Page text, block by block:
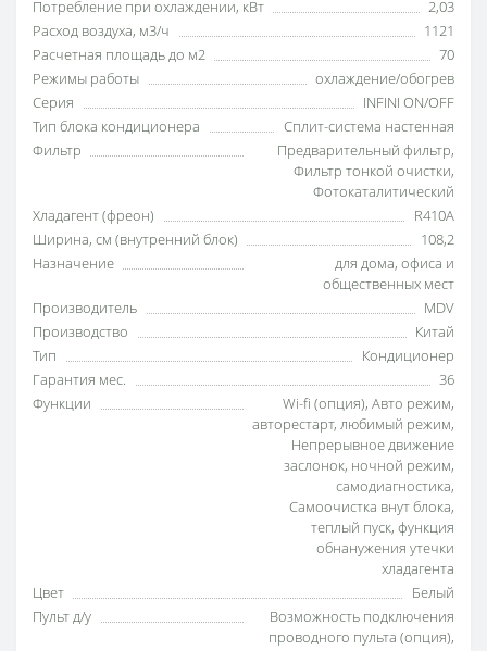
Потребление при охлаждении, кВт
2,03
Расход воздуха, м3/ч
1121
Расчетная площадь до м2
70
Режимы работы
охлаждение/обогрев
Серия
INFINI ON/OFF
Тип блока кондиционера
Сплит-система настенная
Фильтр
Предварительный фильтр,
Фильтр тонкой очистки,
Фотокаталитический
Хладагент (фреон)
R410A
Ширина, см (внутренний блок)
108,2
Назначение
для дома, офиса и
общественных мест
Производитель
MDV
Производство
Китай
Тип
Кондиционер
Гарантия мес.
36
Функции
Wi-fi (опция), Авто режим,
авторестарт, любимый режим,
Непрерывное движение
заслонок, ночной режим,
самодиагностика,
Самоочистка внут блока,
теплый пуск, функция
обнанужения утечки
хладагента
Цвет
Белый
Пульт д/у
Возможность подключения
проводного пульта (опция),